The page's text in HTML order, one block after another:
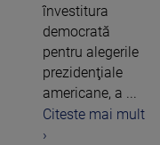
învestitura
democrată
pentru alegerile
prezidenţiale
americane, a ...
Citeste mai mult
›